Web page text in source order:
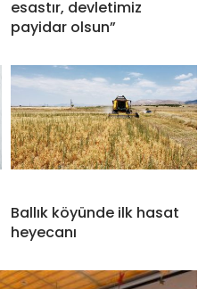
esastır, devletimiz
payidar olsun”
Ballık köyünde ilk hasat
heyecanı